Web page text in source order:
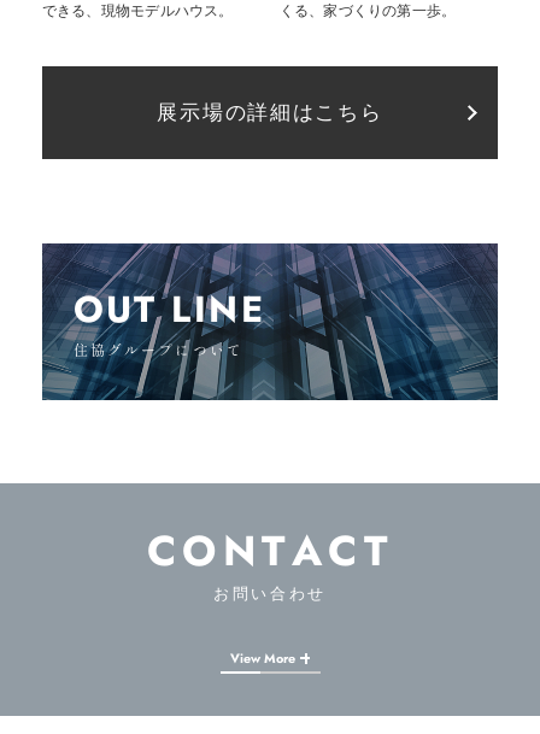
できる、現物モデルハウス。
くる、家づくりの第一歩。
展示場の詳細はこちら
OUT LINE
住協グループについて
CONTACT
お問い合わせ
View More